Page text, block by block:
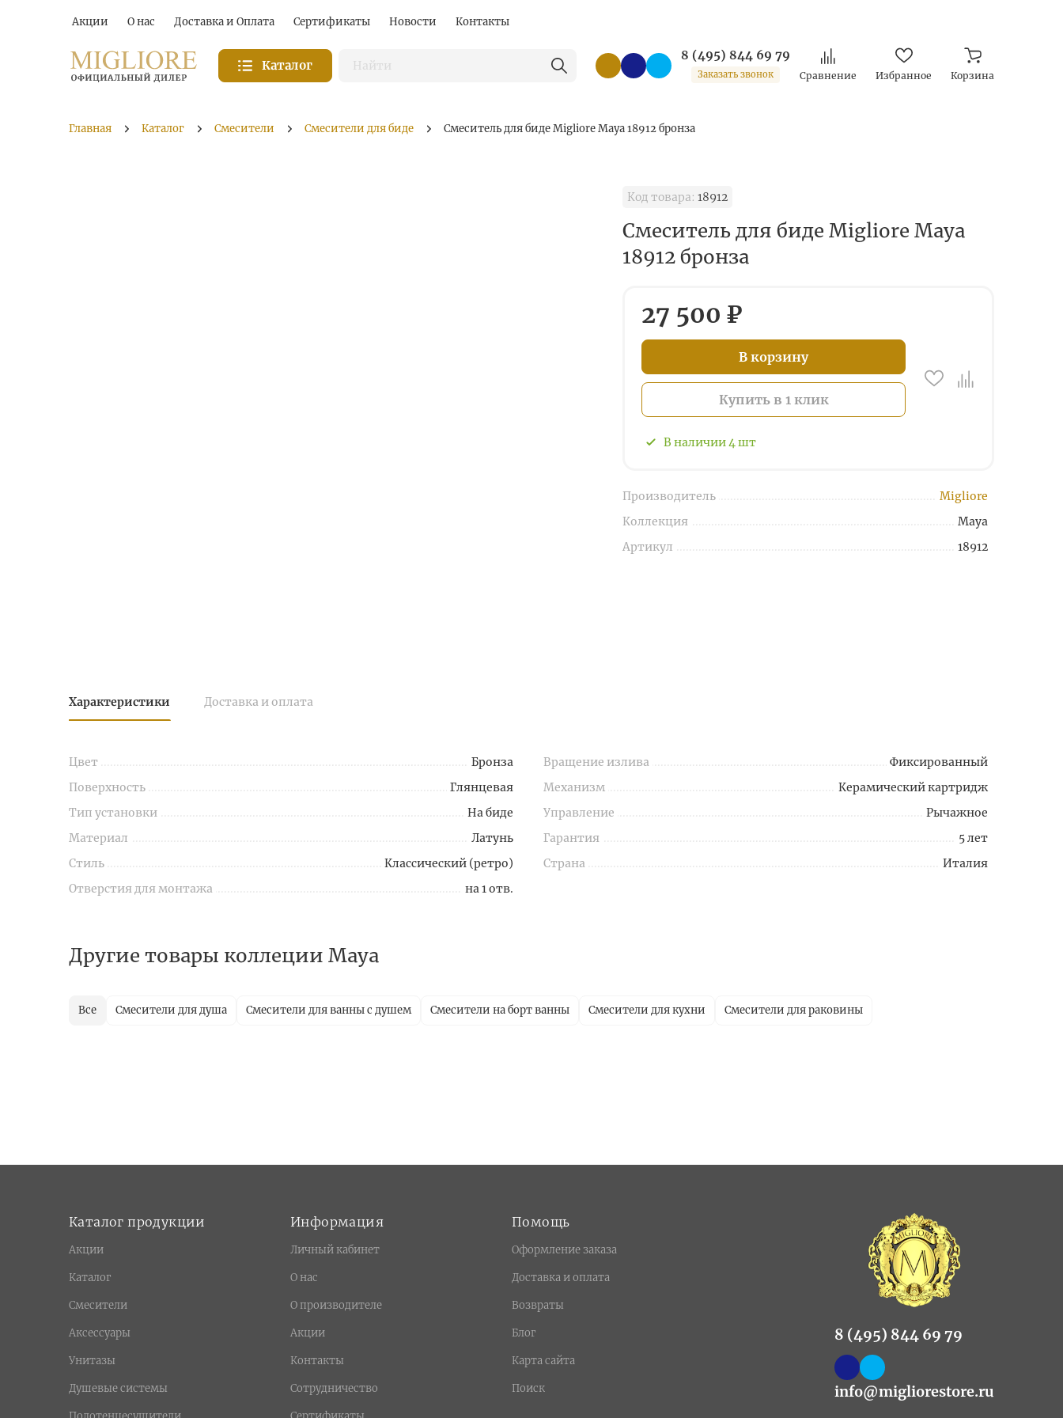
Акции О нас Доставка и Оплата Сертификаты Новости Контакты
Каталог
8 (495) 844 69 79
Заказать звонок Сравнение Избранное Корзина
Главная Каталог Смесители Смесители для биде Смеситель для биде Migliore Maya 18912 бронза
Код товара: 18912
Смеситель для биде Migliore Maya
18912 бронза
27 500 ₽
В корзину
Купить в 1 клик
В наличии4шт
Производитель
Migliore
Коллекция
Maya
Артикул
18912
Характеристики Доставка и оплата
Цвет
Бронза
Поверхность
Глянцевая
Тип установки
На биде
Материал
Латунь
Стиль
Классический (ретро)
Отверстия для монтажа
на 1 отв.
Вращение излива
Фиксированный
Механизм
Керамический картридж
Управление
Рычажное
Гарантия
5 лет
Страна
Италия
Другие товары коллеции Maya
Все Смесители для душа Смесители для ванны с душем Смесители на борт ванны Смесители для кухни Смесители для раковины
Каталог продукции
Акции
Каталог
Смесители
Аксессуары
Унитазы
Душевые системы
Информация
Личный кабинет
О нас
О производителе
Акции
Контакты
Сотрудничество
Помощь
Оформление заказа
Доставка и оплата
Возвраты
Блог
Карта сайта
Поиск
8 (495) 844 69 79
info@migliorestore.ru